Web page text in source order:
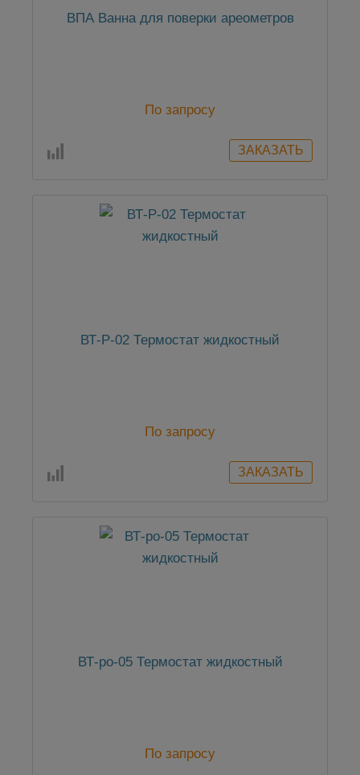
ВПА Ванна для поверки ареометров
По запросу
ВТ-Р-02 Термостат жидкостный
По запросу
ВТ-ро-05 Термостат жидкостный
По запросу